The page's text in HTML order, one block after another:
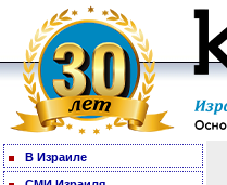
В Израиле